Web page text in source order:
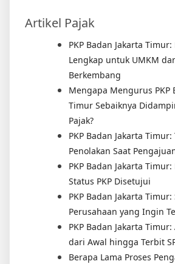
Artikel Pajak
PKP Badan Jakarta
Lengkap untuk UMKM
Berkembang
Mengapa Mengurus PKP
Timur Sebaiknya
Pajak?
PKP Badan Jakarta
Penolakan Saat
PKP Badan Jakarta
Status PKP Disetujui
PKP Badan Jakarta
Perusahaan yang Ingin
PKP Badan Jakarta
dari Awal hingga Terbit
Berapa Lama Proses